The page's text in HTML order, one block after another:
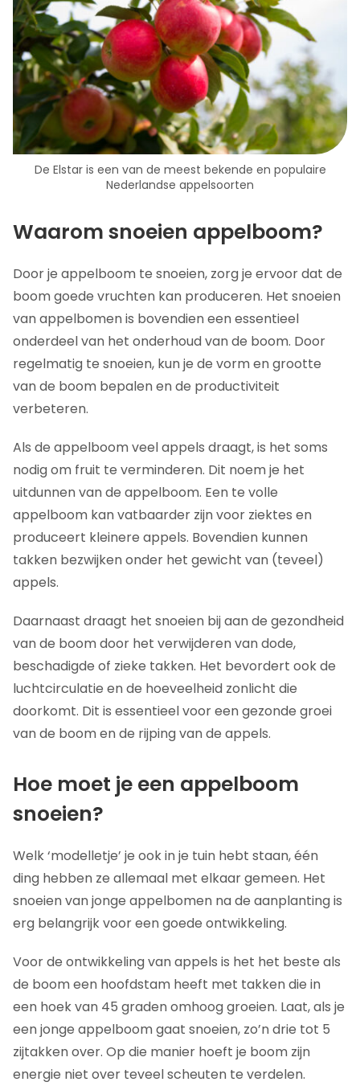
De Elstar is een van de meest bekende en populaire
Nederlandse appelsoorten
Waarom snoeien appelboom?
Door je appelboom te snoeien, zorg je ervoor dat de
boom goede vruchten kan produceren. Het snoeien
van appelbomen is bovendien een essentieel
onderdeel van het onderhoud van de boom. Door
regelmatig te snoeien, kun je de vorm en grootte
van de boom bepalen en de productiviteit
verbeteren.
Als de appelboom veel appels draagt, is het soms
nodig om fruit te verminderen. Dit noem je het
uitdunnen van de appelboom. Een te volle
appelboom kan vatbaarder zijn voor ziektes en
produceert kleinere appels. Bovendien kunnen
takken bezwijken onder het gewicht van (teveel)
appels.
Daarnaast draagt het snoeien bij aan de gezondheid
van de boom door het verwijderen van dode,
beschadigde of zieke takken. Het bevordert ook de
luchtcirculatie en de hoeveelheid zonlicht die
doorkomt. Dit is essentieel voor een gezonde groei
van de boom en de rijping van de appels.
Hoe moet je een appelboom
snoeien?
Welk ‘modelletje’ je ook in je tuin hebt staan, één
ding hebben ze allemaal met elkaar gemeen. Het
snoeien van jonge appelbomen na de aanplanting is
erg belangrijk voor een goede ontwikkeling.
Voor de ontwikkeling van appels is het het beste als
de boom een hoofdstam heeft met takken die in
een hoek van 45 graden omhoog groeien. Laat, als je
een jonge appelboom gaat snoeien, zo’n drie tot 5
zijtakken over. Op die manier hoeft je boom zijn
energie niet over teveel scheuten te verdelen.